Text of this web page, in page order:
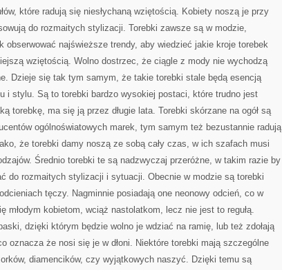
WSZELKIEJ
które radują się niesłychaną wziętością. Kobiety noszą je przy
do rozmaitych stylizacji. Torebki zawsze są w modzie,
obserwować najświeższe trendy, aby wiedzieć jakie kroje torebek
wziętością. Wolno dostrzec, że ciągle z mody nie wychodzą
Dzieje się tak tym samym, że takie torebki stale będą esencją
i stylu. Są to torebki bardzo wysokiej postaci, które trudno jest
torebkę, ma się ją przez długie lata. Torebki skórzane na ogół są
ogólnoświatowych marek, tym samym też bezustannie radują
że torebki damy noszą ze sobą cały czas, w ich szafach musi
Średnio torebki te są nadzwyczaj przeróżne, w takim razie by
do rozmaitych stylizacji i sytuacji. Obecnie w modzie są torebki
tęczy. Nagminnie posiadają one neonowy odcień, co w
młodym kobietom, wciąż nastolatkom, lecz nie jest to regułą.
dzięki którym będzie wolno je wdziać na ramię, lub też zdołają
oznacza że nosi się je w dłoni. Niektóre torebki mają szczególne
diamencików, czy wyjątkowych naszyć. Dzięki temu są